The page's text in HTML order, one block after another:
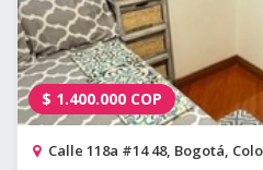
$ 1.400.000 COP
Calle 118a #14 48, Bogotá,